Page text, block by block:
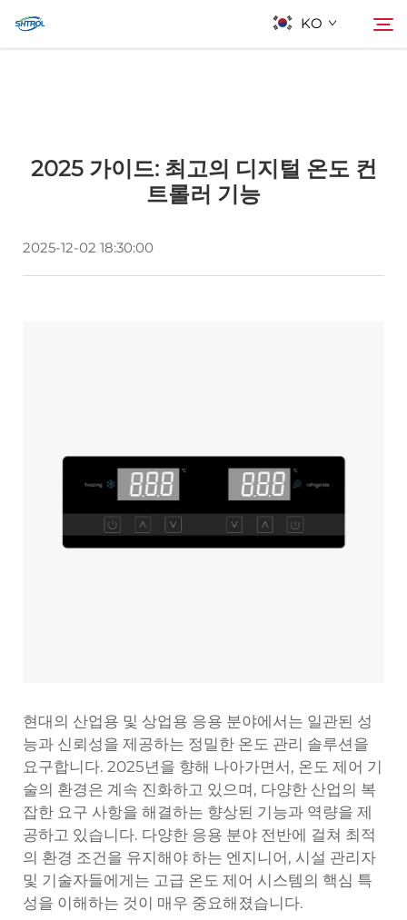
KO
제품
2025 가이드: 최고의 디지털 온도 컨
트롤러 기능
2025-12-02 18:30:00
현대의 산업용 및 상업용 응용 분야에서는 일관된 성
능과 신뢰성을 제공하는 정밀한 온도 관리 솔루션을
요구합니다. 2025년을 향해 나아가면서, 온도 제어 기
술의 환경은 계속 진화하고 있으며, 다양한 산업의 복
잡한 요구 사항을 해결하는 향상된 기능과 역량을 제
공하고 있습니다. 다양한 응용 분야 전반에 걸쳐 최적
의 환경 조건을 유지해야 하는 엔지니어, 시설 관리자
및 기술자들에게는 고급 온도 제어 시스템의 핵심 특
성을 이해하는 것이 매우 중요해졌습니다.